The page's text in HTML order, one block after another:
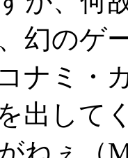
幻のゲ
ナミ・
出して